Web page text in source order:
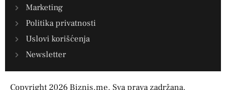
Marketing
Politika privatnosti
Uslovi korišćenja
Newsletter
Copyright 2026 Biznis.me. Sva prava zadržana.